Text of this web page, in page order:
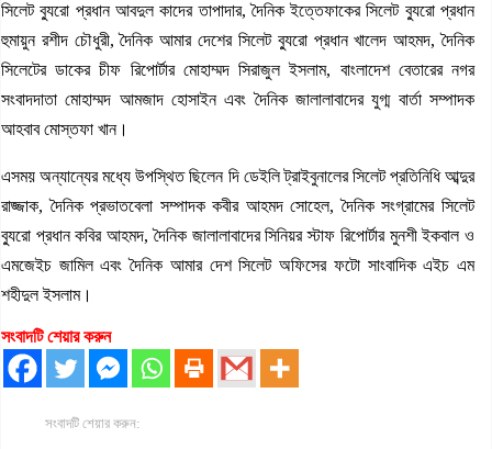
সিলেট ব্যুরো প্রধান আবদুল কাদের তাপাদার, দৈনিক ইত্তেফাকের সিলেট ব্যুরো প্রধান
হুমায়ুন রশীদ চৌধুরী, দৈনিক আমার দেশের সিলেট ব্যুরো প্রধান খালেদ আহমদ, দৈনিক
সিলেটের ডাকের চীফ রিপোর্টার মোহাম্মদ সিরাজুল ইসলাম, বাংলাদেশ বেতারের নগর
সংবাদদাতা মোহাম্মদ আমজাদ হোসাইন এবং দৈনিক জালালাবাদের যুগ্ম বার্তা সম্পাদক
আহবাব মোস্তফা খান।
এসময় অন্যান্যের মধ্যে উপস্থিত ছিলেন দি ডেইলি ট্রাইবুনালের সিলেট প্রতিনিধি আব্দুর
রাজ্জাক, দৈনিক প্রভাতবেলা সম্পাদক কবীর আহমদ সোহেল, দৈনিক সংগ্রামের সিলেট
ব্যুরো প্রধান কবির আহমদ, দৈনিক জালালাবাদের সিনিয়র স্টাফ রিপোর্টার মুনশী ইকবাল ও
এমজেইচ জামিল এবং দৈনিক আমার দেশ সিলেট অফিসের ফটো সাংবাদিক এইচ এম
শহীদুল ইসলাম।
সংবাদটি শেয়ার করুন
সংবাদটি শেয়ার করুন: